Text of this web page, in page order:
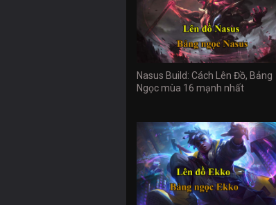
Nasus Build: Cách Lên Đồ, Bảng
Ngọc mùa 16 mạnh nhất